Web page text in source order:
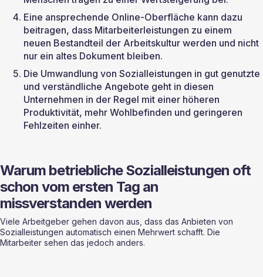
Eine ansprechende Online-Oberfläche kann dazu
beitragen, dass Mitarbeiterleistungen zu einem
neuen Bestandteil der Arbeitskultur werden und nicht
nur ein altes Dokument bleiben.
Die Umwandlung von Sozialleistungen in gut genutzte
und verständliche Angebote geht in diesen
Unternehmen in der Regel mit einer höheren
Produktivität, mehr Wohlbefinden und geringeren
Fehlzeiten einher.
Warum betriebliche Sozialleistungen oft
schon vom ersten Tag an
missverstanden werden
Viele Arbeitgeber gehen davon aus, dass das Anbieten von
Sozialleistungen automatisch einen Mehrwert schafft. Die
Mitarbeiter sehen das jedoch anders.